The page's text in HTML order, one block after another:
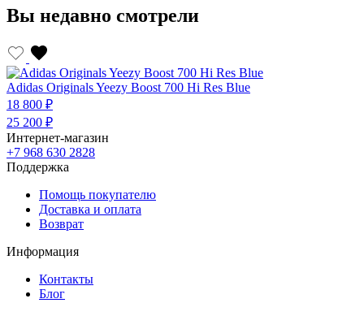
Вы недавно смотрели
Adidas Originals Yeezy Boost 700 Hi Res Blue
18 800 ₽
25 200 ₽
Интернет-магазин
+7 968 630 2828
Поддержка
Помощь покупателю
Доставка и оплата
Возврат
Информация
Контакты
Блог